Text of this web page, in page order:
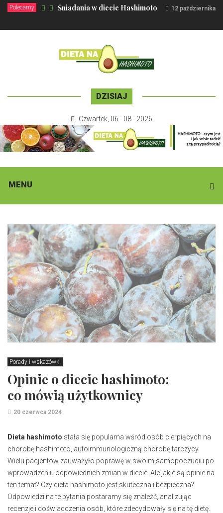
Polecamy Śniadania w diecie Hashimoto 12 października
DZISIAJ
Czwartek 06 - 08 - 2026
MENU
Porady i wskazówki
Opinie o diecie hashimoto:
co mówią użytkownicy
20 czerwca 2024
Dieta hashimoto stała się popularna wśród osób cierpiących na
chorobę hashimoto, autoimmunologiczną chorobę tarczycy.
Wielu pacjentów zauważyło poprawę w swoim samopoczuciu po
wprowadzeniu odpowiednich zmian w diecie. Ale jakie są opinie na
ten temat? Czy dieta hashimoto jest skuteczna i bezpieczna?
Odpowiedzi na te pytania postaramy się znaleźć, analizując
recenzje i doświadczenia osób, które zdecydowały się na tę dietę.